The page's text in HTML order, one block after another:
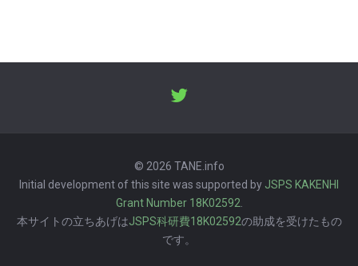
© 2026 TANE.info
Initial development of this site was supported by JSPS KAKENHI
Grant Number 18K02592
本サイトの立ちあげはJSPS科研費18K02592の助成を受けたもの
です。